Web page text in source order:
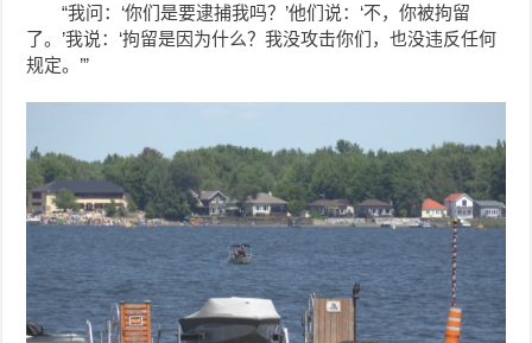
“我问：‘你们是要逮捕我吗？’他们说：‘不，你被拘留
了。’我说：‘拘留是因为什么？我没攻击你们，也没违反任何
规定。’”